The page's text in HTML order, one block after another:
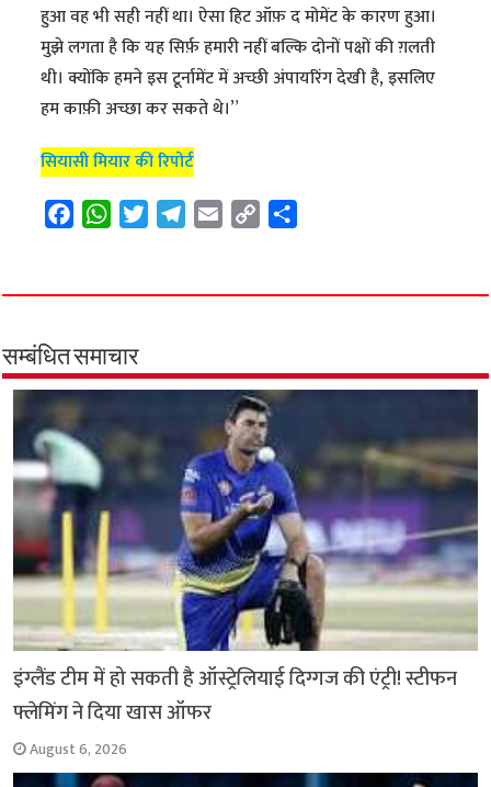
हुआ वह भी सही नहीं था। ऐसा हिट ऑफ़ द मोमेंट के कारण हुआ।
मुझे लगता है कि यह सिर्फ़ हमारी नहीं बल्कि दोनों पक्षों की ग़लती
थी। क्योंकि हमने इस टूर्नामेंट में अच्छी अंपायरिंग देखी है, इसलिए
हम काफ़ी अच्छा कर सकते थे।”
सियासी मियार की रिपोर्ट
e
o
o
k
W
t
A
p
t
r
e
a
i
y
n
k
r
सम्बंधित समाचार
इंग्लैंड टीम में हो सकती है ऑस्ट्रेलियाई दिग्गज की एंट्री! स्टीफन
फ्लेमिंग ने दिया खास ऑफर
August 6, 2026